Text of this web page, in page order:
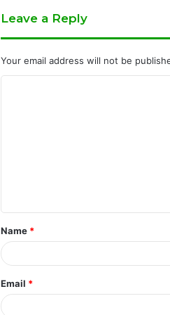
Leave a Reply
Your email address will not be
t
*
Name *
Email *